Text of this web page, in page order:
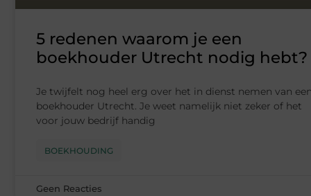
5 redenen waarom je een
boekhouder Utrecht nodig hebt?
Je twijfelt nog heel erg over het in dienst nemen van
boekhouder Utrecht. Je weet namelijk niet zeker of het
voor jouw bedrijf handig
BOEKHOUDING
Geen Reacties